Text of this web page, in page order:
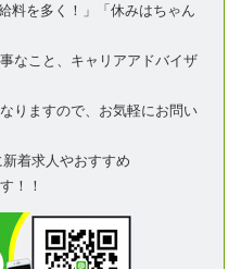
料を多く！」「休みはちゃん
なこと、キャリアアドバイザ
りますので、お気軽にお問い
着求人やおすすめ
！！